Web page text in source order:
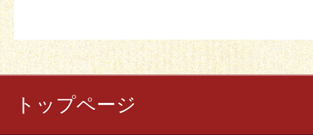
トップページ